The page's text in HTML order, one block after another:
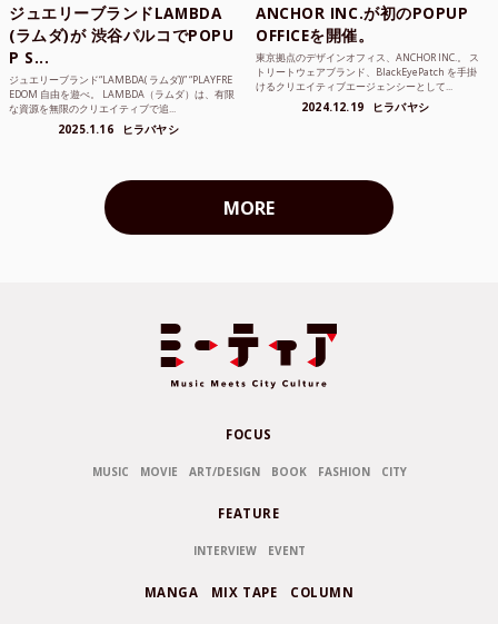
ジュエリーブランドLAMBDA
(ラムダ)が 渋谷パルコでPOPU
P S...
ジュエリーブランド“LAMBDA( ラムダ))” “PLAYFRE
EDOM 自由を遊べ。 LAMBDA（ラムダ）は、有限
な資源を無限のクリエイティブで追...
2025.1.16 ヒラバヤシ
ANCHOR INC.が初のPOPUP
OFFICEを開催。
東京拠点のデザインオフィス、ANCHOR INC.。 ス
トリートウェアブランド、BlackEyePatch を手掛
けるクリエイティブエージェンシーとして...
2024.12.19 ヒラバヤシ
MORE
FOCUS
MUSIC MOVIE ART/DESIGN BOOK FASHION CITY
FEATURE
INTERVIEW EVENT
MANGA MIX TAPE COLUMN